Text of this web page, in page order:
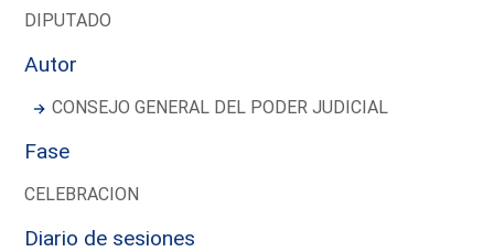
DIPUTADO
Autor
CONSEJO GENERAL DEL PODER JUDICIAL
Fase
CELEBRACION
Diario de sesiones